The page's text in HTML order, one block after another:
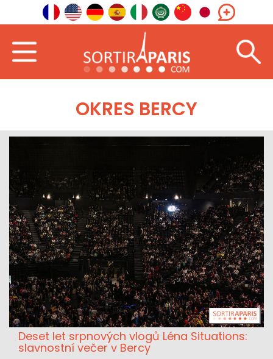
OKRES BERCY
Deset let srpnových vlogů Léna Situations:
slavnostní večer v Bercy